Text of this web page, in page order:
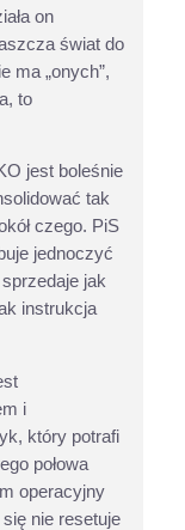
on
świat do
ma „onych”,
to
jest boleśnie
tak
czego. PiS
jednoczyć
jak
instrukcja
i
który potrafi
połowa
operacyjny
się nie resetuje